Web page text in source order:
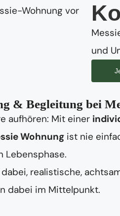
und
& Begleitung bei
aufhören: Mit einer
Wohnung ist nie
Lebensphase.
realistische,
dabei im Mittelpunkt.